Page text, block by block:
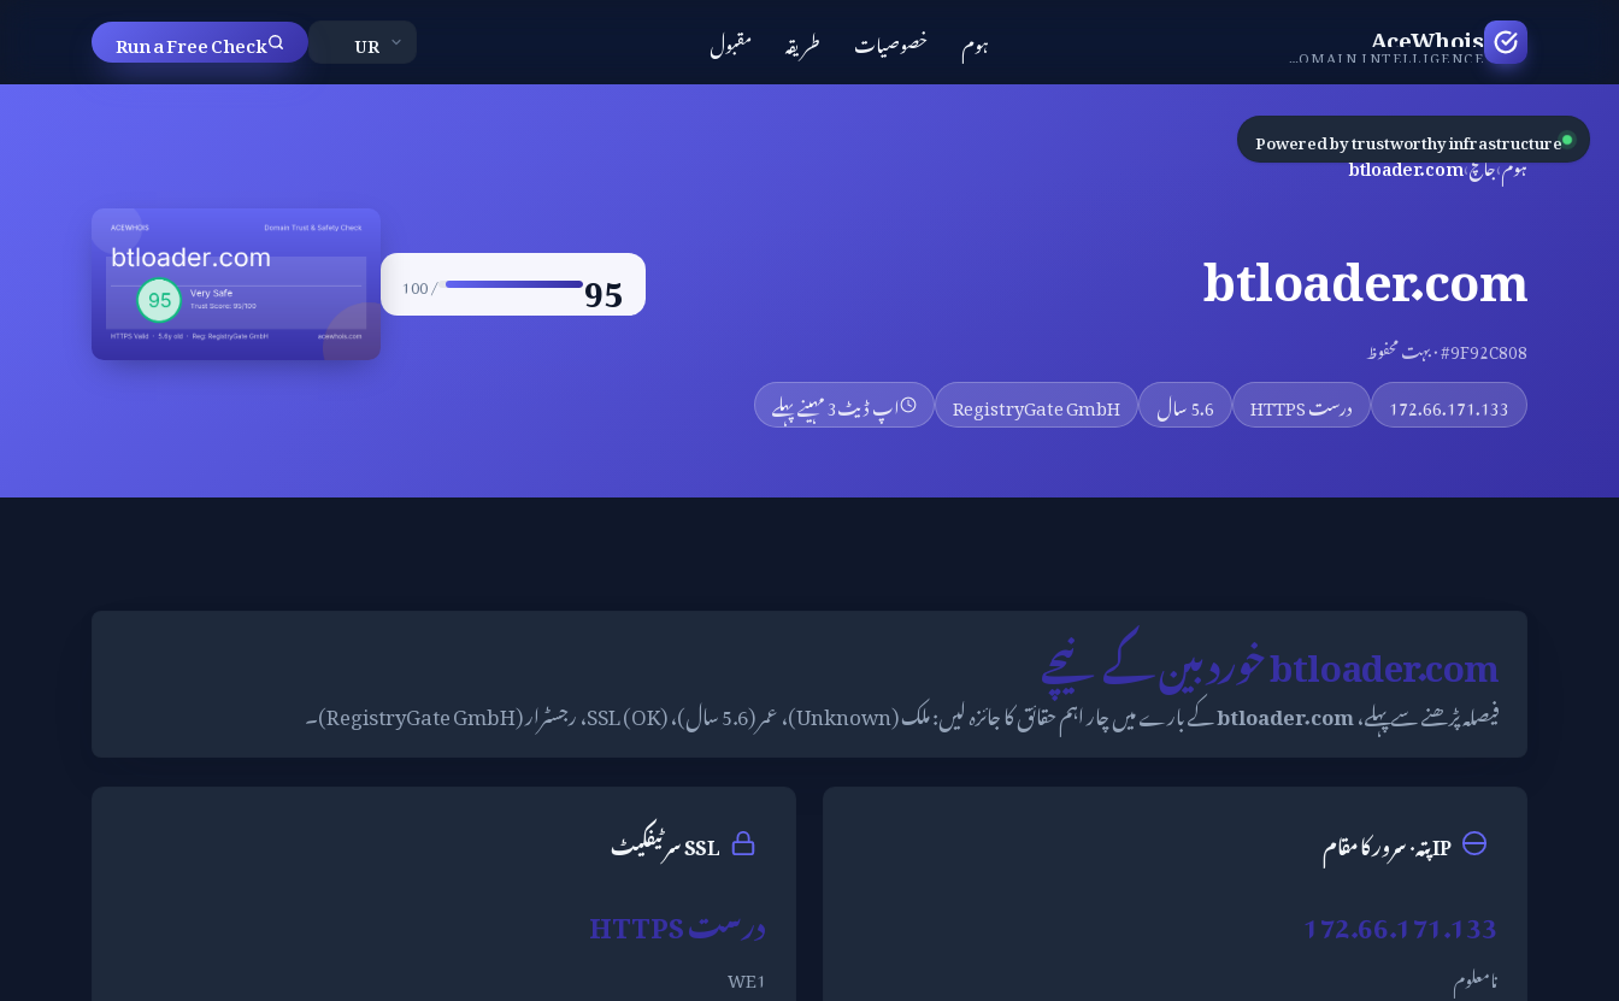
AceWhois
INDEPENDENT DOMAIN INTELLIGENCE ہوم خصوصیات طریقہ مقبول Run a Free Check
ہوم›جانچ›
btloader.com
btloader.com
#9F92C808 · بہت محفوظ
95
/ 100
172.66.171.133 درست HTTPS 5.6 سال RegistryGate GmbH اپ ڈیٹ3 مہینے پہلے
btloader.com خوردبین کے نیچے
فیصلہ پڑھنے سے پہلے،btloader.comکے بارے میں چار اہم حقائق کا جائزہ لیں: ملک (Unknown)، عمر (5.6 سال)، SSL (OK)، رجسٹرار (RegistryGate GmbH)۔
IP پتہ · سرور کا مقام
172.66.171.133
نامعلوم
SSL سرٹیفکیٹ
درست HTTPS
WE1
Powered by trustworthy infrastructure